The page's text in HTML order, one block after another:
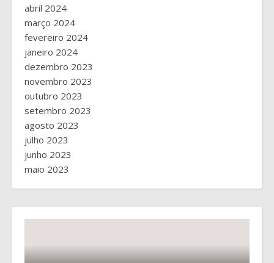
abril 2024
março 2024
fevereiro 2024
janeiro 2024
dezembro 2023
novembro 2023
outubro 2023
setembro 2023
agosto 2023
julho 2023
junho 2023
maio 2023